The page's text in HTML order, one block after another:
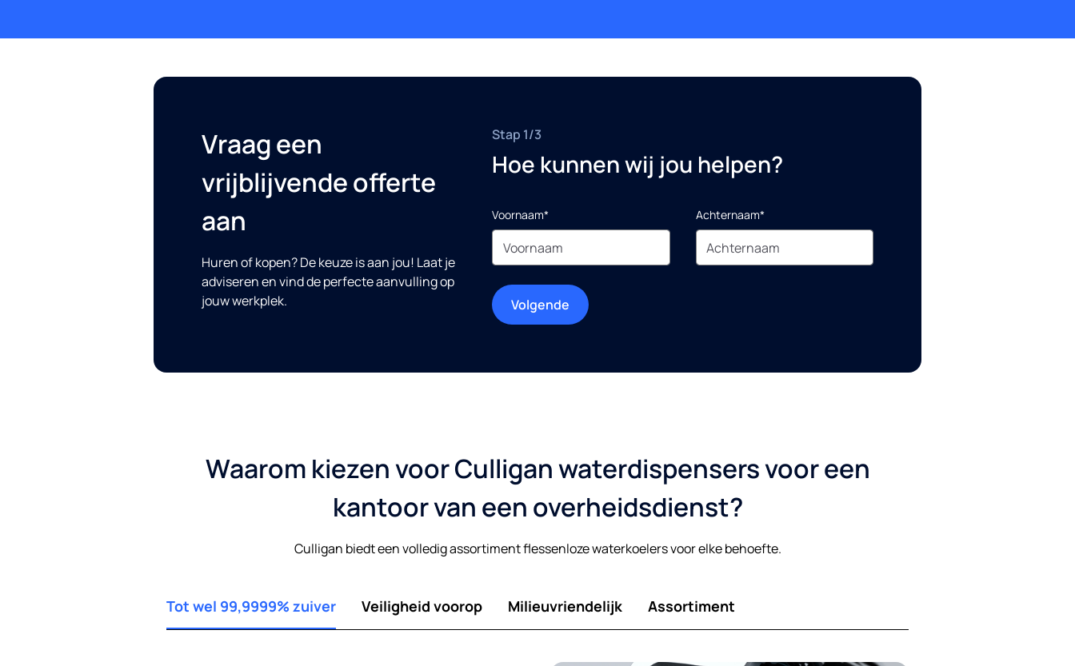
Vraag een
vrijblijvende offerte
aan
Huren of kopen? De keuze is aan jou! Laat je
adviseren en vind de perfecte aanvulling op
jouw werkplek.
Stap 1/3
Hoe kunnen wij jou helpen?
Voornaam* Achternaam*
Volgende
Waarom kiezen voor Culligan waterdispensers voor een
kantoor van een overheidsdienst?
Culligan biedt een volledig assortiment flessenloze waterkoelers voor elke behoefte.
Tot wel 99,9999% zuiver Veiligheid voorop Milieuvriendelijk Assortiment